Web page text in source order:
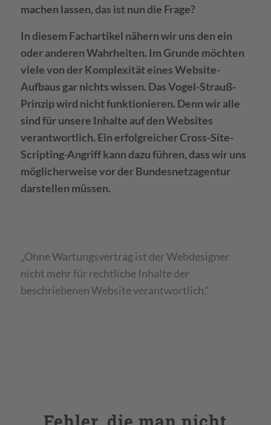
machen lassen, das ist nun die Frage?
In diesem Fachartikel nähern wir uns den ein
oder anderen Wahrheiten. Im Grunde möchten
viele von der Komplexität eines Website-
Aufbaus gar nichts wissen. Das Vogel-Strauß-
Prinzip wird nicht funktionieren. Denn wir alle
sind für unsere Inhalte auf den Websites
verantwortlich. Ein erfolgreicher Cross-Site-
Scripting-Angriff kann dazu führen, dass wir uns
möglicherweise vor der Bundesnetzagentur
darstellen müssen.
„Ohne Wartungsvertrag ist der Webdesigner
nicht mehr für rechtliche Inhalte der
beschriebenen Website verantwortlich.“